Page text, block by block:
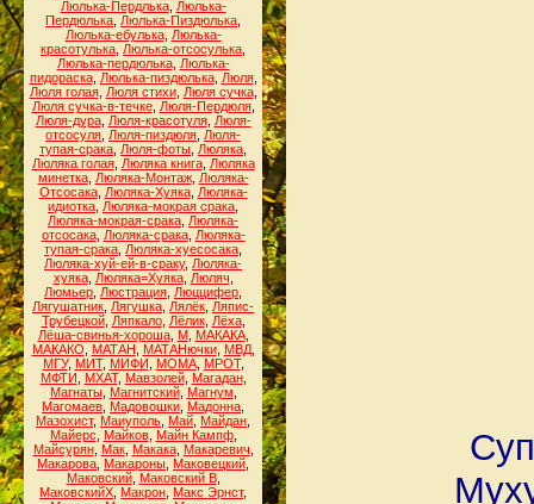
Люлька-Пердлька, Люлька-
Пердюлька Люлька-Пиздюлька
Люлька-ебулька, Люлька-
красотулька Люлька-отсосулька
Люлька-пердюлька, Люлька-
пидораска, Люлька-пиздюлька, Люля,
Люля голая, Люля стихи, Люля сучка,
Люля сучка-в-течке, Люля-Пердюля,
Люля-дура, Люля-красотуля, Люля-
отсосуля Люля-пиздюля Люля-
тупая-срака Люля-фоты Люляка
Люляка голая, Люляка книга, Люляка
минетка, Люляка-Монтаж, Люляка-
Отсосака, Люляка-Хуяка, Люляка-
идиотка Люляка-мокрая срака
Люляка-мокрая-срака Люляка-
отсосака, Люляка-срака, Люляка-
тупая-срака Люляка-хуесосака
Люляка-хуй-ей-в-сраку, Люляка-
хуяка, Люляка=Хуяка, Люляч
Люмьер Люстрация Люццифер
Лягушатник Лягушка Лялёк Ляпис-
Трубецкой, Ляпкало, Лёлик, Лёха,
Лёша-свинья-хороша, М, МАКАКА,
МАКАКО
МАТАН МАТАНючки, МВД,
МГУ, МИТ, МИФИ МОМА, МРОТ,
МФТИ
МХАТ, Мавзолей, Магадан,
Магнаты, Магнитский, Магнум
Магомаев Мадовошки Мадонна
Мазохист, Маиуполь Май Майдан
Майерс
Майков, Майн Кампф,
Майсурян, Мак, Макака, Макаревич
Макарова Макароны Маковецкий
Маковский, Маковский В,
МаковскийХ Макрон Макс Эрнст,